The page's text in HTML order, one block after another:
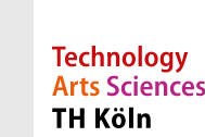
Direkt zur
Direkt zur Subnavigation
Direkt zum Inhalt
Direkt zum Fußbereich